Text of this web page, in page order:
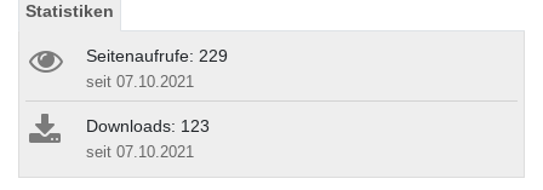
Statistiken
Seitenaufrufe: 229
seit 07.10.2021
Downloads: 123
seit 07.10.2021